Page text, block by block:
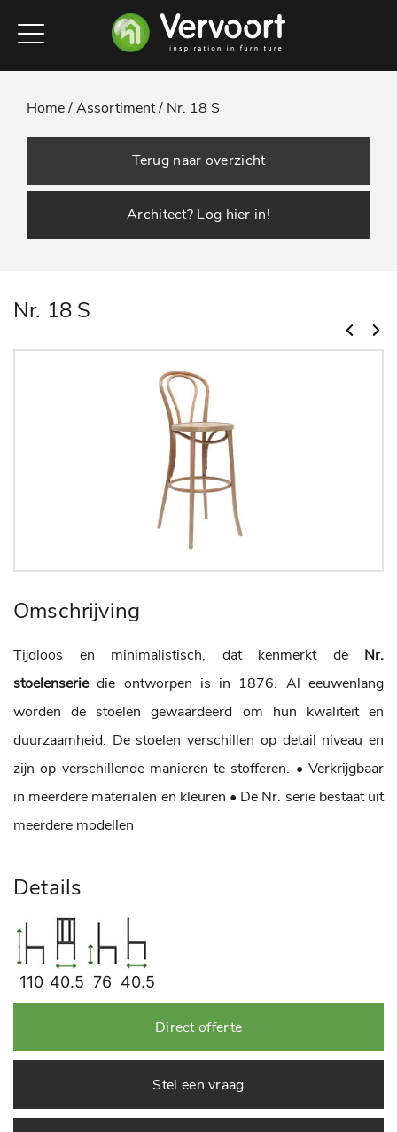
Home /Assortiment / Nr. 18 S
Terug naar overzicht
Architect? Log hier in!
Nr. 18 S
Omschrijving
Tijdloos en minimalistisch, dat kenmerkt de Nr.
stoelenseriedie ontworpen is in 1876. Al eeuwenlang
worden de stoelen gewaardeerd om hun kwaliteit en
duurzaamheid. De stoelen verschillen op detail niveau en
zijn op verschillende manieren te stofferen. • Verkrijgbaar
in meerdere materialen en kleuren • De Nr. serie bestaat uit
meerdere modellen
Details
110 40.5 76 40.5
Direct offerte
Stel een vraag